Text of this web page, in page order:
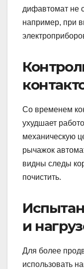
дифавтомат не
например, при
Со временем
ухудшает
механическую
рычажок
видны следы
почистить.
и
Для более
использовать